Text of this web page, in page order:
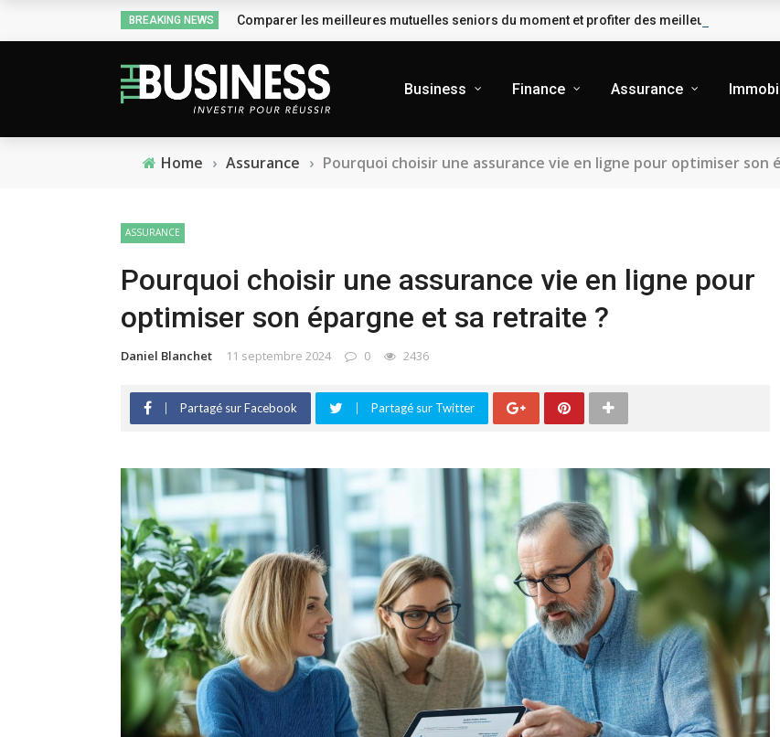
BREAKING NEWS Comparer les meilleures mutuelles seniors du moment et profiter des meilleures garanties
Business Finance Assurance
Home › Assurance › Pourquoi choisir une assurance vie en ligne pour optimiser son
ASSURANCE
Pourquoi choisir une assurance vie en ligne pour
optimiser son épargne et sa retraite ?
Daniel Blanchet 11 septembre 2024 0 2436
Partagé sur Facebook Partagé sur Twitter